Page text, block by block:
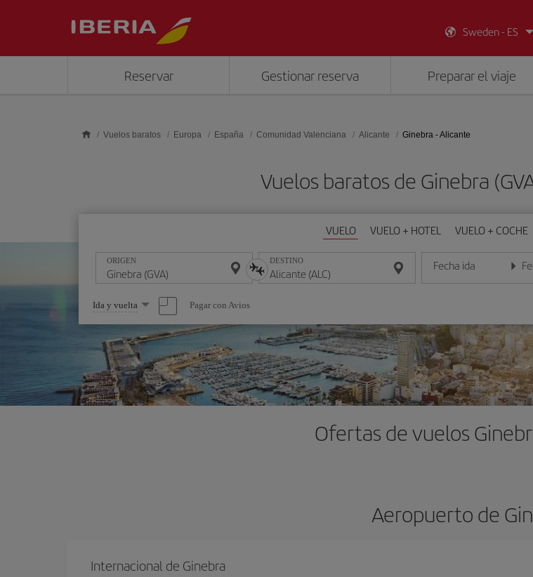
Sweden - ES
Reservar Gestionar reserva Preparar el viaje
Vuelos baratos Europa España Comunidad Valenciana Alicante Ginebra - Alicante
Vuelos baratos de Ginebra
VUELO VUELO + HOTEL VUELO + COCHE
ORIGEN DESTINO Fecha ida
Introduce la fecha en
Seleccione
una
opción
Ida y vuelta Pagar con Avios
Ofertas de vuelos
Aeropuerto de
Internacional de Ginebra